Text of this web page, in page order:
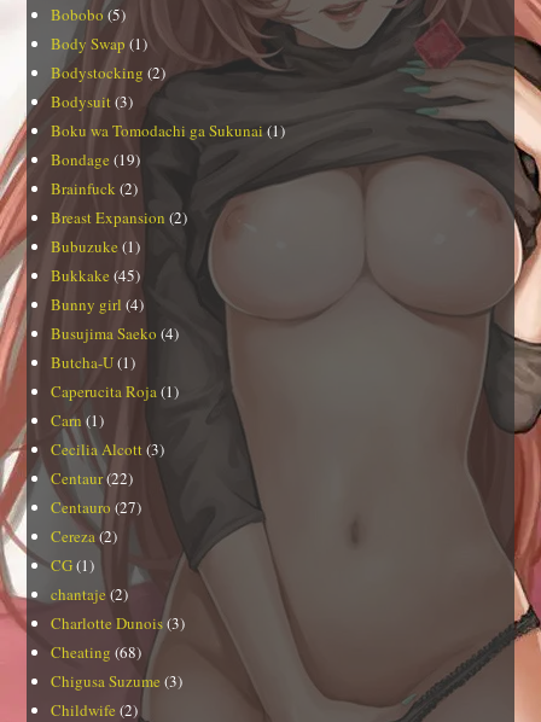
Bobobo(5)
Body Swap (1)
Bodystocking (2)
Bodysuit(3)
Boku wa Tomodachi ga Sukunai(1)
Bondage (19)
Brainfuck (2)
Breast Expansion (2)
Bubuzuke(1)
Bukkake (45)
Bunny girl (4)
Busujima Saeko (4)
Butcha-U(1)
Caperucita Roja(1)
Carn (1)
Cecilia Alcott(3)
Centaur(22)
Centauro (27)
Cereza(2)
CG(1)
chantaje(2)
Charlotte Dunois(3)
Cheating (68)
Chigusa Suzume (3)
Childwife (2)